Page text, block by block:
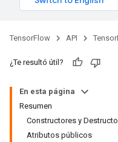
TensorFlow API
¿Te resultó útil?
En esta página
Resumen
Constructores y
Atributos públicos